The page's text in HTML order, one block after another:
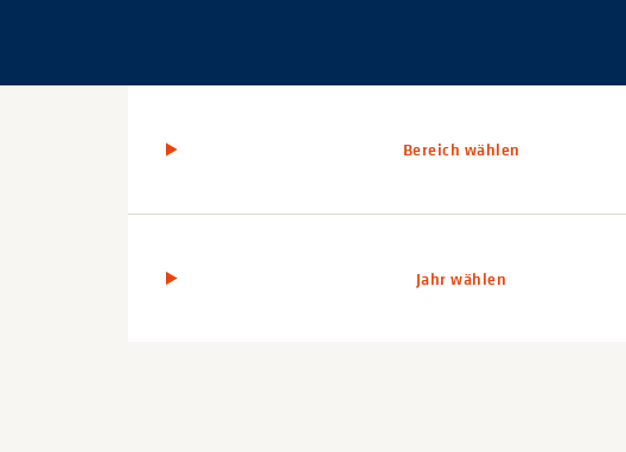
Bereich wählen
Jahr wählen